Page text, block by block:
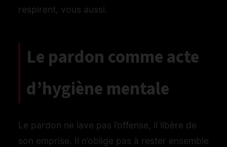
respirent, vous aussi.
Le pardon comme acte
d’hygiène mentale
Le pardon ne lave pas l’offense, il libère de
son emprise. Il n’oblige pas à rester ensemble